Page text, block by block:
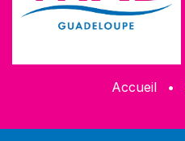
Accueil •